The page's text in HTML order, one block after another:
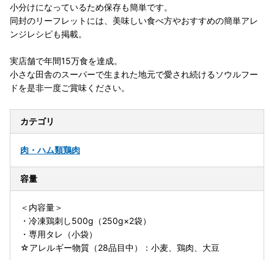
小分けになっているため保存も簡単です。
同封のリーフレットには、美味しい食べ方やおすすめの簡単アレ
ンジレシピも掲載。
実店舗で年間15万食を達成。
小さな田舎のスーパーで生まれた地元で愛され続けるソウルフー
ドを是非一度ご賞味ください。
カテゴリ
肉・ハム類鶏肉
容量
＜内容量＞
・冷凍鶏刺し500g（250g×2袋）
・専用タレ（小袋）
☆アレルギー物質（28品目中）：小麦、鶏肉、大豆